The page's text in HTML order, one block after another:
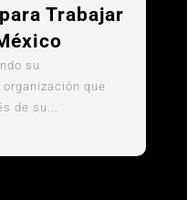
Trabajar
su
que
de su...